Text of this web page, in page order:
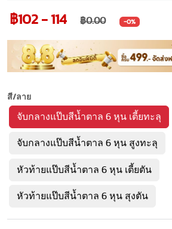
฿102 - 114 ฿0.00 -0%
สี/ลาย
จับกลางแป๊บสีน้ำตาล 6 หุน เตี้ยทะลุ
จับกลางแป๊บสีน้ำตาล 6 หุน สูงทะลุ
หัวท้ายแป๊บสีน้ำตาล 6 หุน เตี้ยตัน
หัวท้ายแป๊บสีน้ำตาล 6 หุน สุงตัน